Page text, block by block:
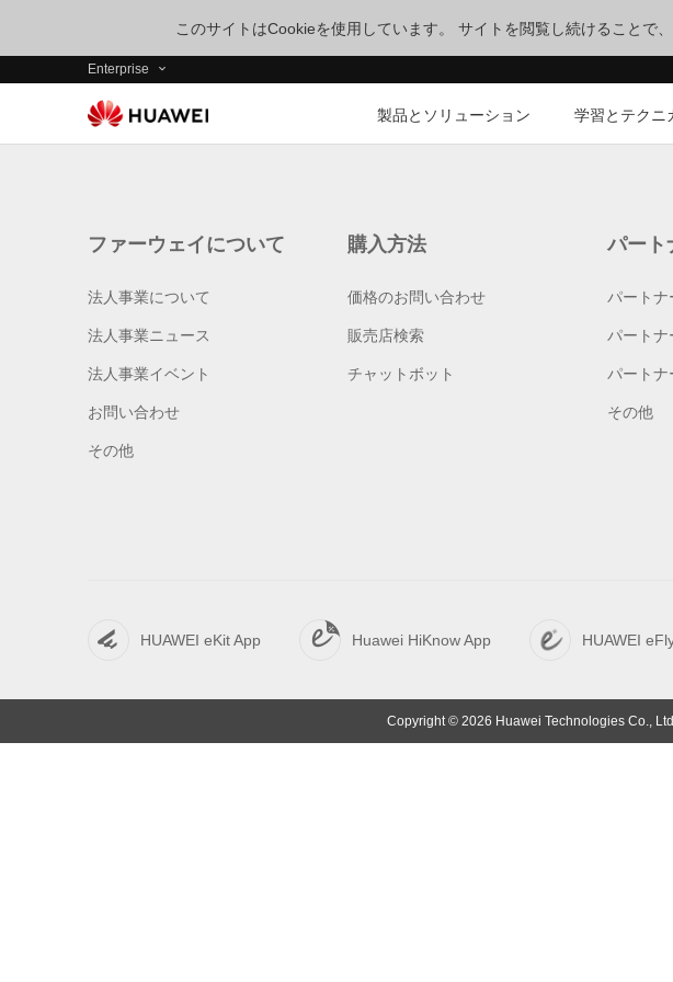
このサイトはCookieを使用しています。 サイトを閲覧し続けることで
Enterprise
製品とソリューション 学習とテクニ
ファーウェイについて
法人事業について
法人事業ニュース
法人事業イベント
お問い合わせ
その他
購入方法
価格のお問い合わせ
販売店検索
チャットボット
パート
パートナ
パートナ
パートナ
その他
HUAWEI eKit App Huawei HiKnow App HUAWEI
Copyright © 2026 Huawei Technologies Co.,